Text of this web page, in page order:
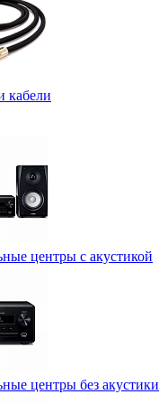
кабели
центры с акустикой
центры без акустики